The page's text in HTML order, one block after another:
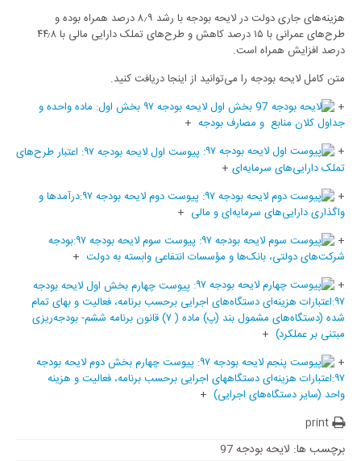
هزینه‌های جاری دولت در لایحه بودجه با رشد ۸٫۹ درصد همراه بوده و
طرح‌های عمرانی با ۱۵ درصد کاهش و طرح‌های تملک دارایی مالی با ۴۴٫۸
درصد افزایش همراه است.
متن کامل لایحه بودجه را می‌توانید از اینجا دریافت کنید.
+
لایحه بودجه ۹۷ بخش اول: ماده واحده و
جداول کلان منابع و مصارف بودجه +
+
پیوست اول لایحه بودجه ۹۷: اعتبار طرح‌های
تملک دارایی‌های سرمایه‌ای +
+
پیوست دوم لایحه بودجه ۹۷:درآمدها و
واگذاری دارایی‌های سرمایه‌ای و مالی +
+
پیوست سوم لایحه بودجه ۹۷:بودجه
شرکت‌های دولتی، بانک‌ها و مؤسسات انتفاعی وابسته به دولت +
+
پیوست چهارم بخش اول لایحه بودجه
۹۷:اعتبارات هزینه‌ای دستگاه‌های اجرایی برحسب برنامه، فعالیت و بهای تمام
شده (دستگاه‌های مشمول بند (پ) ماده ( ۷) قانون برنامه ششم- بودجه‌ریزی
مبتنی بر عملکرد) +
+
پیوست چهارم بخش دوم لایحه بودجه
۹۷:اعتبارات هزینه‌ای دستگاههای اجرایی برحسب برنامه، فعالیت و هزینه
واحد (سایر دستگاه‌های اجرایی) +
print
برچسب ها: لایحه بودجه 97